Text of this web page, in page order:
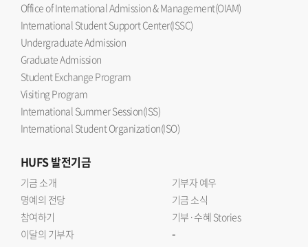
Office of International Admission & Management(OIAM)
International Student Support Center(ISSC)
Undergraduate Admission
Graduate Admission
Student Exchange Program
Visiting Program
International Summer Session(ISS)
International Student Organization(ISO)
HUFS발전기금
기금 소개
기부자 예우
명예의 전당
기금 소식
참여하기
기부·수혜 Stories
이달의 기부자
-